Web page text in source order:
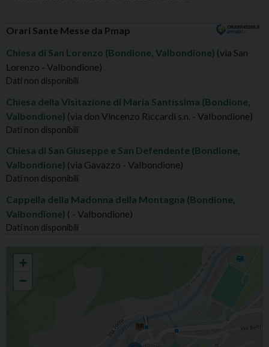
Orari Sante Messe da Pmap
Chiesa di San Lorenzo (Bondione, Valbondione) (via San
Lorenzo - Valbondione)
Dati non disponibili
Chiesa della Visitazione di Maria Santissima (Bondione,
Valbondione) (via don Vincenzo Riccardi s.n. - Valbondione)
Dati non disponibili
Chiesa di San Giuseppe e San Defendente (Bondione,
Valbondione) (via Gavazzo - Valbondione)
Dati non disponibili
Cappella della Madonna della Montagna (Bondione,
Valbondione) ( - Valbondione)
Dati non disponibili
+
−